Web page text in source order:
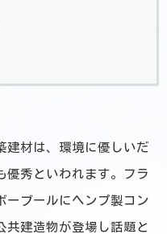
建材は、環境に優しいだ
優秀といわれます。フラ
ーブールにヘンプ製コン
共建造物が登場し話題と